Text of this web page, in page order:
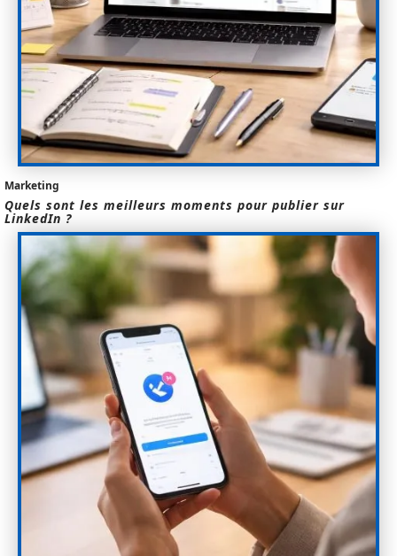
Marketing
Quels sont les meilleurs moments pour publier sur
LinkedIn ?